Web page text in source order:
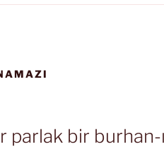
parlak bir